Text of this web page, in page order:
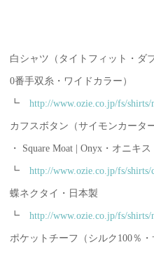
白シャツ（タイトフィット・ダ
0番手双糸・ワイドカラー）
┗ http://www.ozie.co.jp/fs/shirts/
カフスボタン（サイモンカータ
・ Square Moat | Onyx・オニキ
┗ http://www.ozie.co.jp/fs/shirts/
蝶ネクタイ・日本製
┗ http://www.ozie.co.jp/fs/shirts/
ポケットチーフ（シルク100％